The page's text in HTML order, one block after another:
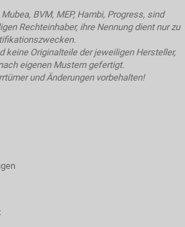
BVM, MEP, Hambi, Progress, sind
Rechteinhaber, ihre Nennung dient nur zu
keine Originalteile der jeweiligen Hersteller,
eigenen Mustern gefertigt.
und Änderungen vorbehalten!